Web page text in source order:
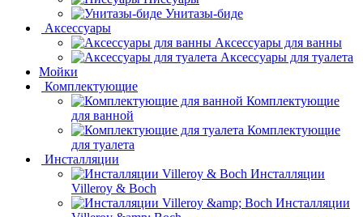
Унитазы-биде
Аксессуары
Аксессуары для ванны
Аксессуары для туалета
Мойки
Комплектующие
Комплектующие
для ванной
Комплектующие
для туалета
Инсталляции
Инсталляции
Villeroy & Boch
Инсталляции